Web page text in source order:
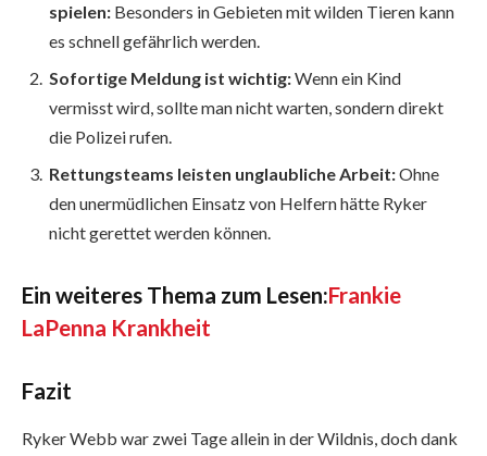
spielen: Besonders in Gebieten mit wilden Tieren kann
es schnell gefährlich werden.
Sofortige Meldung ist wichtig:Wenn ein Kind
vermisst wird, sollte man nicht warten, sondern direkt
die Polizei rufen.
Rettungsteams leisten unglaubliche Arbeit:Ohne
den unermüdlichen Einsatz von Helfern hätte Ryker
nicht gerettet werden können.
Ein weiteres Thema zum Lesen:Frankie
LaPenna Krankheit
Fazit
Ryker Webb war zwei Tage allein in der Wildnis, doch dank